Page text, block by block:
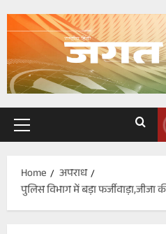
Primary
Home
अपराध
पुलिस विभाग में बड़ा फर्जीवाड़ा,जीजा